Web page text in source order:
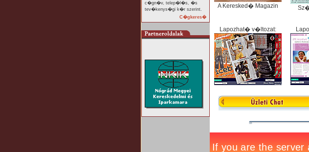
c�gn�v, telep�l�s, �s
tev�kenys�gi k�r szerint.
C�gkeres�
A Keresked� Magazin
Lapozhat� v�ltozat: